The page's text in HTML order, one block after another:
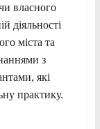
власного
діяльності
міста та
з
які
практику.